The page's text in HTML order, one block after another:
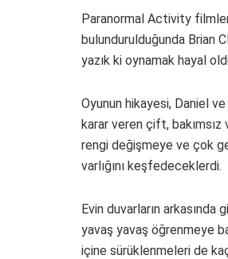
Paranormal Activity
bulundurulduğunda Brian
yazık ki oynamak hayal
Oyunun hikayesi, Daniel
karar veren çift, bakımsız
rengi değişmeye ve çok
varlığını keşfedeceklerdi.
Evin duvarların arkasında
yavaş yavaş öğrenmeye
içine sürüklenmeleri de